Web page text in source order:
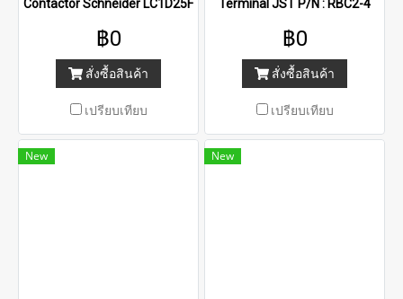
Contactor Schneider LC1D25F7
฿0
สั่งซื้อสินค้า
เปรียบเทียบ
Terminal JST P/N : RBC2-4
฿0
สั่งซื้อสินค้า
เปรียบเทียบ
New New